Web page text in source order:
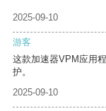
2025-09-10
游客
这款加速器VPM应用
护。
2025-09-10